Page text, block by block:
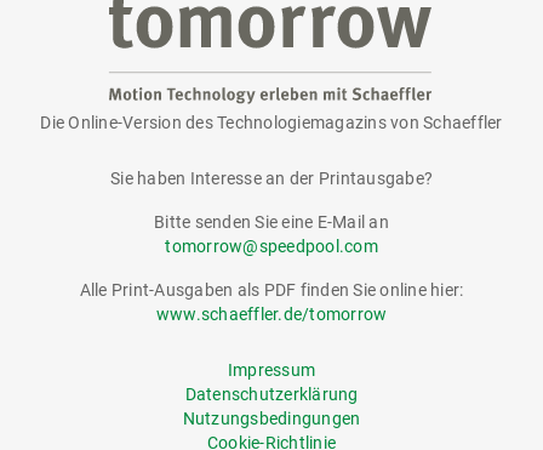
tomorrow
Die Online-Version des Technologiemagazins von Schaeffler
Sie haben Interesse an der Printausgabe?
Bitte senden Sie eine E-Mail an
tomorrow@speedpool.com
Alle Print-Ausgaben als PDF finden Sie online hier:
www.schaeffler.de/tomorrow
Impressum
Datenschutzerklärung
Nutzungsbedingungen
Cookie-Richtlinie